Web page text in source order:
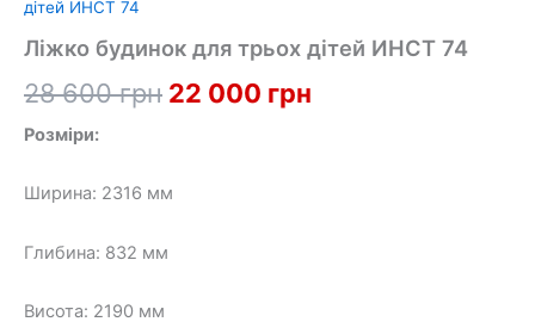
дітей ИНСТ 74
Ліжко будинок для трьох дітей ИНСТ 74
28 600грн Оригінальна
22 000 грн
Розміри:
Ширина: 2316 мм
Глибина: 832 мм
Висота: 2190 мм